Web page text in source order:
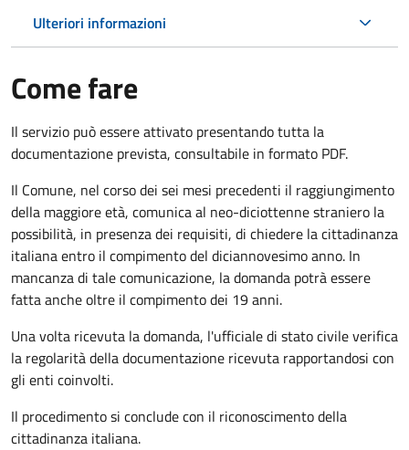
Ulteriori informazioni
Come fare
Il servizio può essere attivato presentando tutta la
documentazione prevista, consultabile in formato PDF.
Il Comune, nel corso dei sei mesi precedenti il raggiungimento
della maggiore età, comunica al neo-diciottenne straniero la
possibilità, in presenza dei requisiti, di chiedere la cittadinanza
italiana entro il compimento del diciannovesimo anno. In
mancanza di tale comunicazione, la domanda potrà essere
fatta anche oltre il compimento dei 19 anni.
Una volta ricevuta la domanda, l'ufficiale di stato civile verifica
la regolarità della documentazione ricevuta rapportandosi con
gli enti coinvolti.
Il procedimento si conclude con il riconoscimento della
cittadinanza italiana.